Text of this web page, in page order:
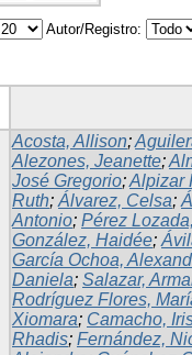
Autor/Registro:
Acosta, Allison;
Alezones, Jeanette;
José Gregorio;Alpizar
Ruth; Álvarez, Celsa;
Antonio; Pérez
González, Haidée;
García Ochoa,
Daniela; Salazar,
Rodríguez Flores,
Xiomara; Camacho,
Rhadis; Fernández,